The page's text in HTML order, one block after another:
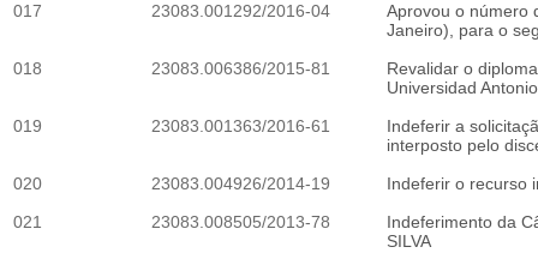
017
23083.001292/2016-04
Aprovou o número
Janeiro), para o
018
23083.006386/2015-81
Revalidar o
Universidad
019
23083.001363/2016-61
Indeferir a
interposto pelo
020
23083.004926/2014-19
Indeferir o recurso
021
23083.008505/2013-78
Indeferimento da
SILVA